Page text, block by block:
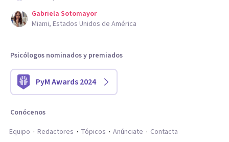
Gabriela Sotomayor
Miami, Estados Unidos de América
Psicólogos nominados y premiados
PyM Awards 2024
Conócenos
Equipo
Redactores Tópicos Anúnciate Contacta